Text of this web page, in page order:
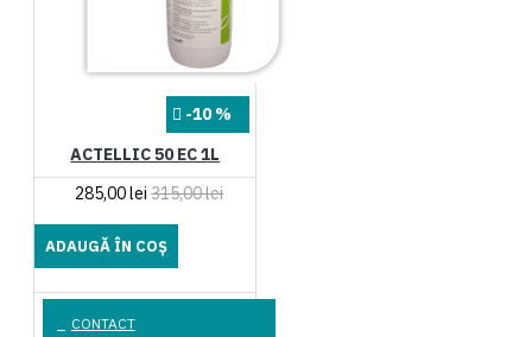
-10 %
ACTELLIC 50 EC 1L
285,00 lei 315,00 lei
ADAUGĂ ÎN COŞ
CONTACT